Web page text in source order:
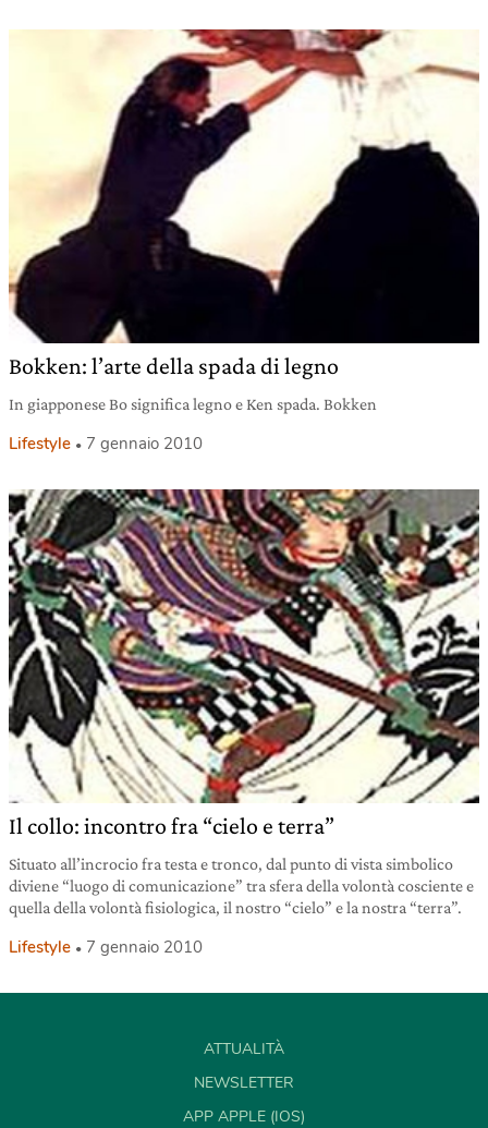
Bokken: l’arte della spada di legno
In giapponese Bo significa legno e Ken spada. Bokken
Lifestyle 7 gennaio 2010
Il collo: incontro fra “cielo e terra”
Situato all’incrocio fra testa e tronco, dal punto di vista simbolico
diviene “luogo di comunicazione” tra sfera della volontà cosciente e
quella della volontà fisiologica, il nostro “cielo” e la nostra “terra”.
Lifestyle 7 gennaio 2010
ATTUALITÀ
NEWSLETTER
APP APPLE (IOS)